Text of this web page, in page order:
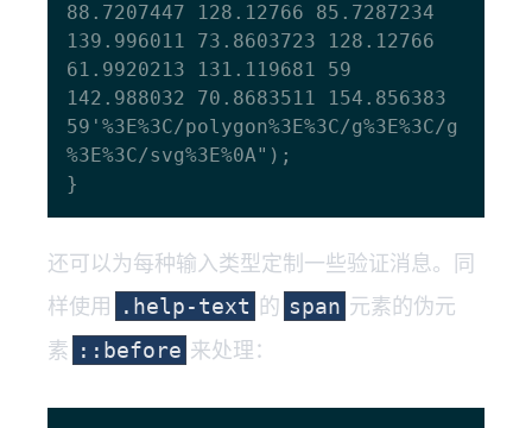
88.7207447 128.12766 85.7287234
139.996011 73.8603723 128.12766
61.9920213 131.119681 59
142.988032 70.8683511 154.856383
59'%3E%3C/polygon%3E%3C/g%3E%3C/g
%3E%3C/svg%3E%0A");
还可以为每种输入类型定制一些验证消息。同
样使用
.help-text 的 span 元素的伪元
素 ::before 来处理：